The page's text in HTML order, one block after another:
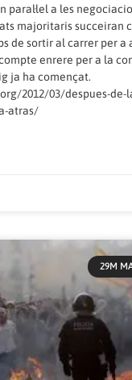
paral·lel a les
majoritaris succeiran
de sortir al carrer per a
enrere per a la
ja ha començat.
2012/03/despues-de-
atras/
29M